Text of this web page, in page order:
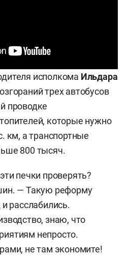
исполкома Ильдара
трех автобусов
проводке
которые нужно
км, а транспортные
800 тысяч.
печки проверять?
— Такую реформу
расслабились.
знаю, что
непросто.
не там экономите!